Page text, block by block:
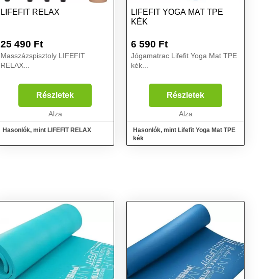
LIFEFIT RELAX
25 490 Ft
Masszázspisztoly LIFEFIT
RELAX...
Részletek
Alza
Hasonlók, mint LIFEFIT RELAX
LIFEFIT YOGA MAT TPE
KÉK
6 590 Ft
Jógamatrac Lifefit Yoga Mat TPE
kék...
Részletek
Alza
Hasonlók, mint Lifefit Yoga Mat TPE
kék